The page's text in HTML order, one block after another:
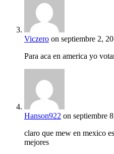
Viczero on septiembre 2,
Para aca en america yo
Hanson922 on septiembre
claro que mew en mexico
mejores